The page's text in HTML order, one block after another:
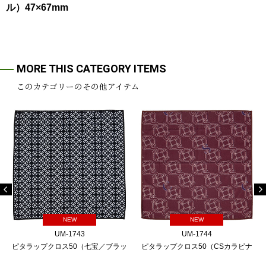
ル）47×67mm
MORE THIS CATEGORY ITEMS
このカテゴリーのその他アイテム
NEW
UM-1743
ピタラップクロス50（七宝／ブラッ
NEW
UM-1744
ピタラップクロス50（CSカラビナ